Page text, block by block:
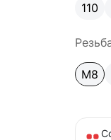
110
М8